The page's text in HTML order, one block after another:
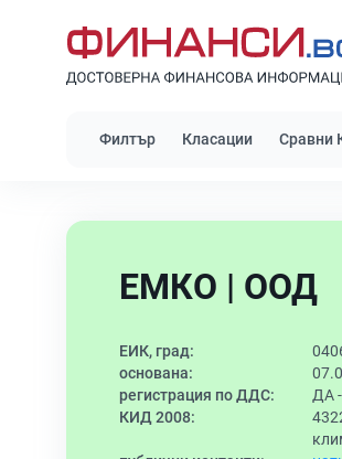
Филтър Класации Сравни
ЕМКО | ООД
ЕИК, град:
основана:
регистрация по ДДС:
ДА
КИД 2008: